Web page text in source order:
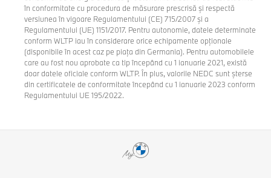
în conformitate cu procedura de măsurare prescrisă și respectă
versiunea în vigoare Regulamentului (CE) 715/2007 și a
Regulamentului (UE) 1151/2017. Pentru autonomie, datele determinate
conform WLTP iau în considerare orice echipamente opționale
(disponibile în acest caz pe piața din Germania). Pentru automobilele
care au fost nou aprobate ca tip începând cu 1 ianuarie 2021, există
doar datele oficiale conform WLTP. În plus, valorile NEDC sunt șterse
din certificatele de conformitate începând cu 1 ianuarie 2023 conform
Regulamentului UE 195/2022.